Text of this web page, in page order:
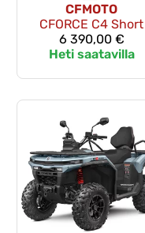
CFMOTO
CFORCE C4 Short
6 390,00 €
Heti saatavilla